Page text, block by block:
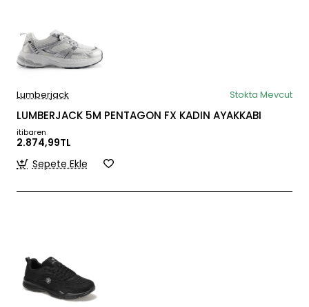
Lumberjack Stokta Mevcut
LUMBERJACK 5M PENTAGON FX KADIN AYAKKABI
itibaren
2.874,99TL
Sepete Ekle